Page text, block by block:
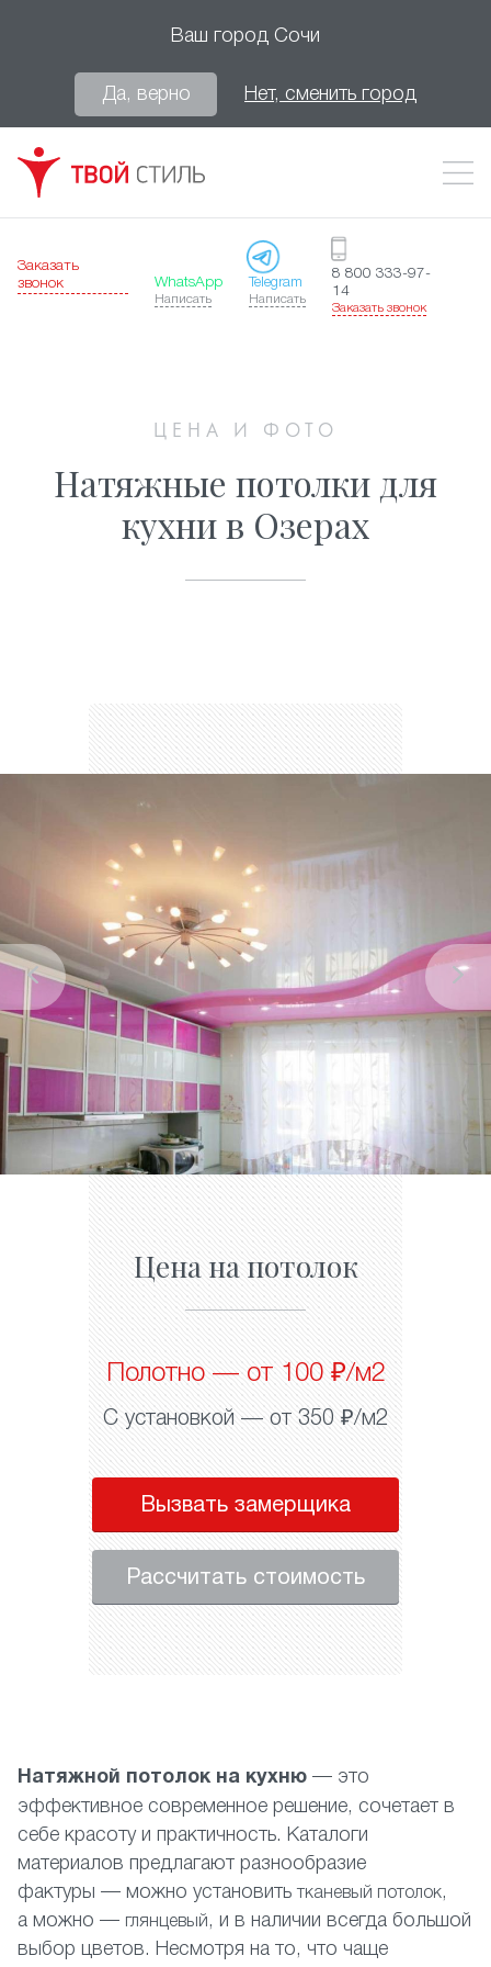
Ваш город Сочи
Да, верно Нет, сменить город
Заказать
звонок
WhatsApp
Написать
Telegram
Написать
8 800 333-97-
14
Заказать звонок
ЦЕНА И ФОТО
Натяжные потолки для
кухни в Озерах
Цена на потолок
Полотно — от 100 ₽/м2
С установкой — от 350 ₽/м2
Вызвать замерщика
Рассчитать стоимость
Н атяжной потолок на кухню — это
эффективное современное решение, сочетает в
себе красоту и практичность. Каталоги
материалов предлагают разнообразие
фактуры — можно установитьтканевый потолок,
а можно — глянцевый , и в наличии всегда большой
выбор цветов. Несмотря на то, что чаще